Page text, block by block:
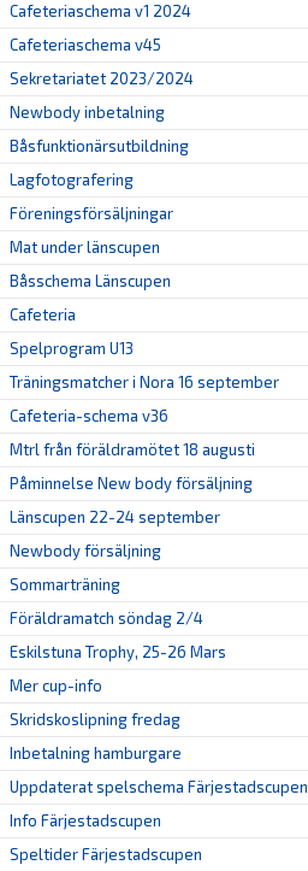
Cafeteriaschema v1 2024
Cafeteriaschema v45
Sekretariatet 2023/2024
Newbody inbetalning
Båsfunktionärsutbildning
Lagfotografering
Föreningsförsäljningar
Mat under länscupen
Båsschema Länscupen
Cafeteria
Spelprogram U13
Träningsmatcher i Nora 16 september
Cafeteria-schema v36
Mtrl från föräldramötet 18 augusti
Påminnelse New body försäljning
Länscupen 22-24 september
Newbody försäljning
Sommarträning
Föräldramatch söndag 2/4
Eskilstuna Trophy, 25-26 Mars
Mer cup-info
Skridskoslipning fredag
Inbetalning hamburgare
Uppdaterat spelschema Färjestadscupen
Info Färjestadscupen
Speltider Färjestadscupen